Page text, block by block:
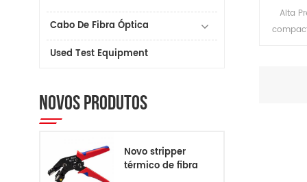
Cabo De Fibra Óptica
Used Test Equipment
NOVOS PRODUTOS
Novo stripper
térmico de fibra
Alta